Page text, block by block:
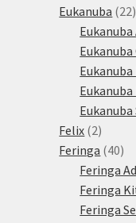
Eukanuba 2222
Eukanuba
Felix 22
Feringa 4040
Feringa
Feringa
Feringa